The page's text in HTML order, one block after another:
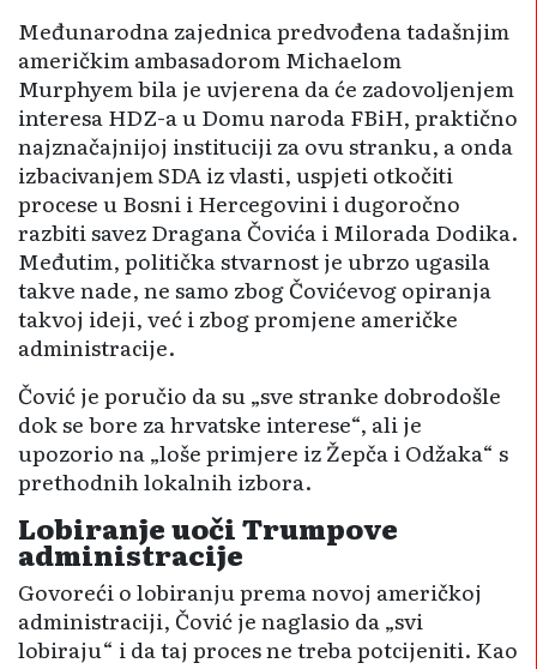
Međunarodna zajednica predvođena tadašnjim
američkim ambasadorom Michaelom
Murphyem bila je uvjerena da će zadovoljenjem
interesa HDZ-a u Domu naroda FBiH, praktično
najznačajnijoj instituciji za ovu stranku, a onda
izbacivanjem SDA iz vlasti, uspjeti otkočiti
procese u Bosni i Hercegovini i dugoročno
razbiti savez Dragana Čovića i Milorada Dodika.
Međutim, politička stvarnost je ubrzo ugasila
takve nade, ne samo zbog Čovićevog opiranja
takvoj ideji, već i zbog promjene američke
administracije.
Čović je poručio da su „sve stranke dobrodošle
dok se bore za hrvatske interese“, ali je
upozorio na „loše primjere iz Žepča i Odžaka“ s
prethodnih lokalnih izbora.
Lobiranje uoči Trumpove
administracije
Govoreći o lobiranju prema novoj američkoj
administraciji, Čović je naglasio da „svi
lobiraju“ i da taj proces ne treba potcijeniti. Kao